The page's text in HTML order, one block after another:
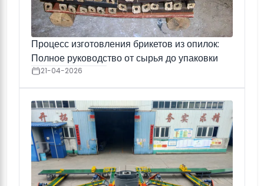
Процесс изготовления брикетов из опилок:
Полное руководство от сырья до упаковки
21-04-2026